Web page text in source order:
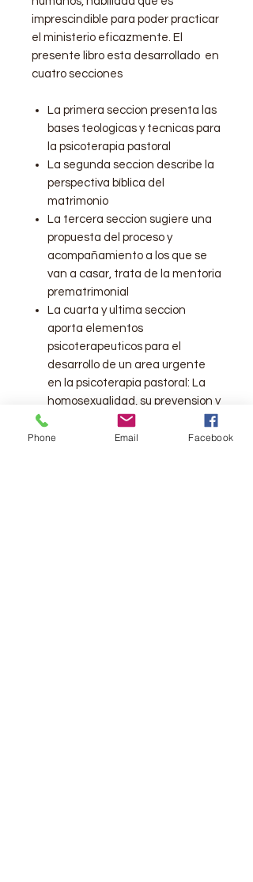
imprescindible para poder practicar
el ministerio eficazmente. El
presente libro esta desarrollado en
cuatro secciones
La primera seccion presenta las
bases teologicas y tecnicas para
la psicoterapia pastoral
La segunda seccion describe la
perspectiva bíblica del
matrimonio
La tercera seccion sugiere una
propuesta del proceso y
acompañamiento a los que se
van a casar, trata de la mentoria
prematrimonial
La cuarta y ultima seccion
aporta elementos
psicoterapeuticos para el
desarrollo de un area urgente
en la psicoterapia pastoral: La
homosexualidad, su prevension y
El presente libro busca que el lector
Phone Email Facebook